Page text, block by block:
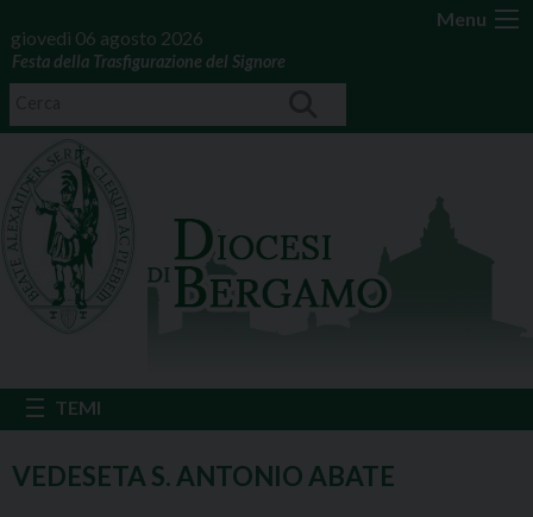
Menu
giovedì 06 agosto 2026
Festa della Trasfigurazione del Signore
VEDESETA S. ANTONIO ABATE